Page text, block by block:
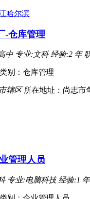
哈尔滨
-仓库管理
中 专业:文科 经验:2 年
别：仓库管理
辖区所在地址：尚志市
管理人员
专业:电脑科技 经验:1 年